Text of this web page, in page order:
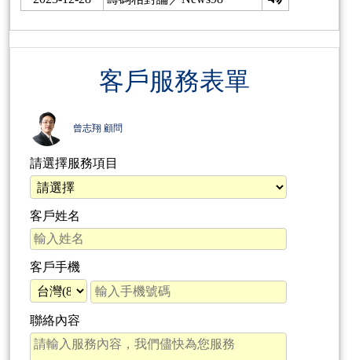
客戶服務表單
曾志翔 顧問
請選擇服務項目
客戶姓名
客戶手機
聯絡內容